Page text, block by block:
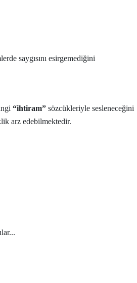
saygısını esirgemediğini
“ihtiram” sözcükleriyle sesleneceğini
arz edebilmektedir.